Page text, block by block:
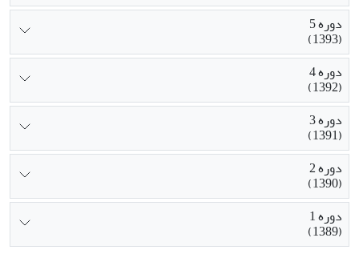
دوره 5
(1393)
دوره 4
(1392)
دوره 3
(1391)
دوره 2
(1390)
دوره 1
(1389)